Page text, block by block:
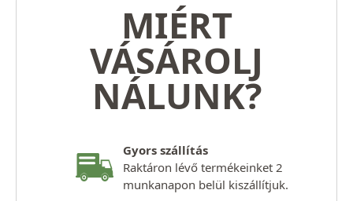
MIÉRT
VÁSÁROLJ
NÁLUNK?
Gyors szállítás
Raktáron lévő termékeinket 2
munkanapon belül kiszállítjuk.